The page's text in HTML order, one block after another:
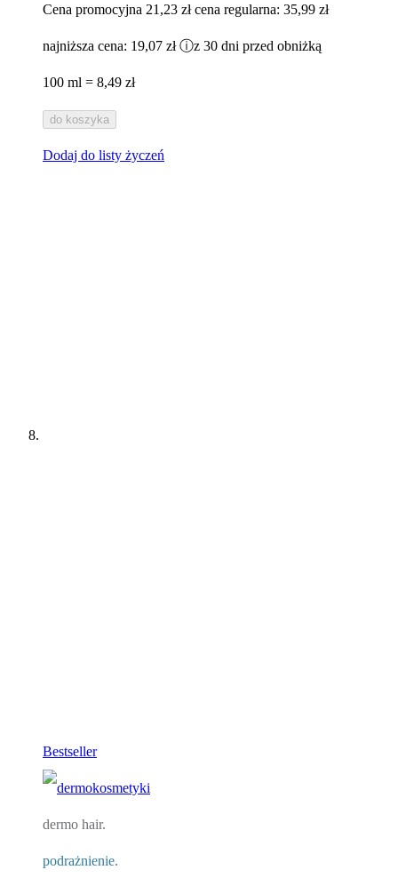
Cena promocyjna 21,23 zł cena regularna: 35,99 zł
najniższa cena: 19,07 zł ⓘz 30 dni przed obniżką
100 ml = 8,49 zł
do koszyka
Dodaj do listy życzeń
Bestseller
dermo hair.
podrażnienie.